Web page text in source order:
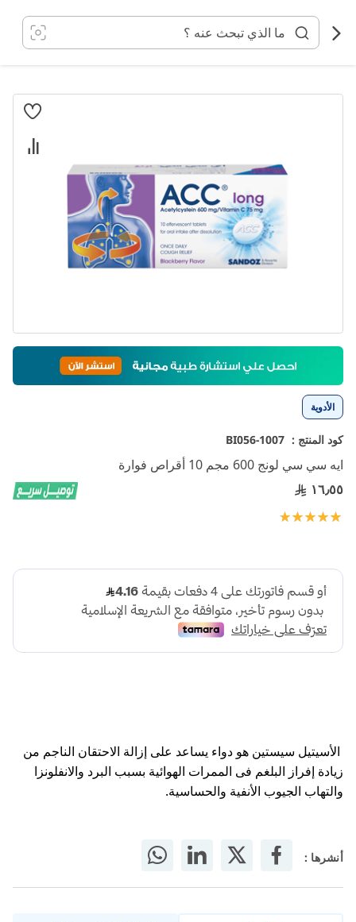
المحتوى
الأدوية
كود المنتج : 1007-BI056
ايه سي سي لونج 600 مجم 10 أقراص فوارة
١٦٫٥٥
تقييم:
الأسيتيل سيستين هو دواء يساعد على إزالة الاحتقان الناجم من
زيادة إفراز البلغم فى الممرات الهوائية بسبب البرد والانفلونزا
والتهاب الجيوب الأنفية والحساسية.
أنشرها :
انتقل
تخطي
بداية
معرض
الصور